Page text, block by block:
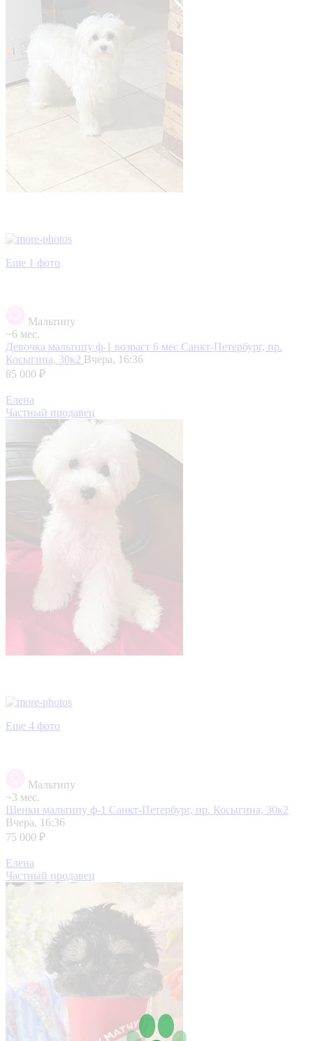
Еще 1 фото
Мальтипу
~6 мес.
Девочка мальтипу ф-1 возраст 6 мес Санкт-Петербург, пр.
Косыгина, 30к2 Вчера, 16:36
85 000 ₽
Елена
Частный продавец
Еще 4 фото
Мальтипу
~3 мес.
Щенки мальтипу ф-1 Санкт-Петербург, пр. Косыгина, 30к2
Вчера, 16:36
75 000 ₽
Елена
Частный продавец